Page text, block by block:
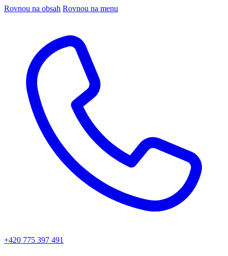
Rovnou na obsah Rovnou na menu
+420 775 397 491